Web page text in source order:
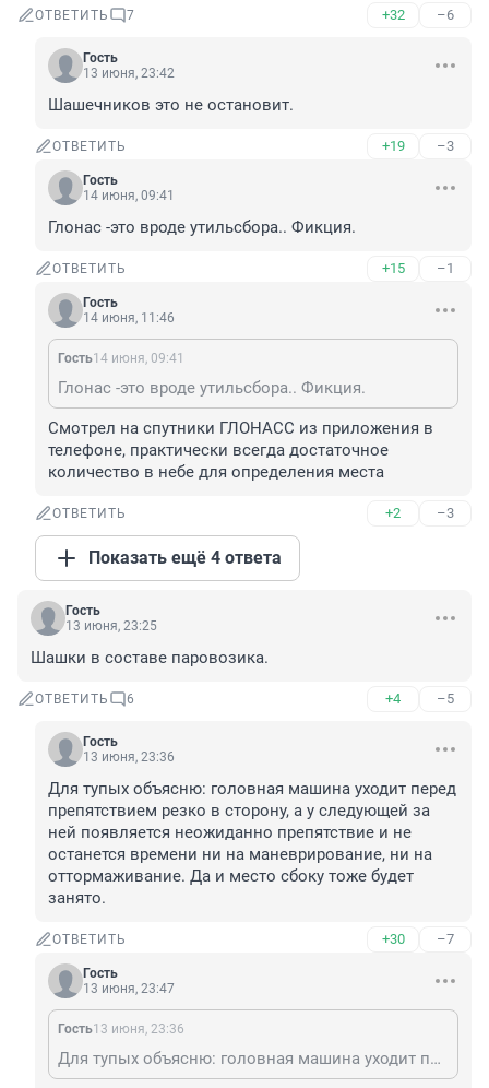
ОТВЕТИТЬ 7 +32 –6
Гость
13 июня, 23:42
Шашечников это не остановит.
ОТВЕТИТЬ +19 –3
Гость
14 июня, 09:41
Глонас -это вроде утильсбора.. Фикция.
ОТВЕТИТЬ +15 –1
Гость
14 июня, 11:46
Гость14 июня, 09:41
Глонас -это вроде утильсбора.. Фикция.
Смотрел на спутники ГЛОНАСС из приложения в
телефоне, практически всегда достаточное
количество в небе для определения места
ОТВЕТИТЬ +2 –3
Показать ещё 4 ответа
Гость
13 июня, 23:25
Шашки в составе паровозика.
ОТВЕТИТЬ 6 +4 –5
Гость
13 июня, 23:36
Для тупых объясню: головная машина уходит перед
препятствием резко в сторону, а у следующей за
ней появляется неожиданно препятствие и не
останется времени ни на маневрирование, ни на
оттормаживание. Да и место сбоку тоже будет
занято.
ОТВЕТИТЬ +30 –7
Гость
13 июня, 23:47
Гость13 июня, 23:36
Для тупых объясню: головная машина уходит перед препятствием резко в сторону, а у следующей за ней появляется неожиданно препятствие и не останется времени ни на маневрирование, ни на оттормаживание. Да и место сбоку тоже будет занято.